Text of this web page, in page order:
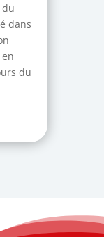
du
dans
du